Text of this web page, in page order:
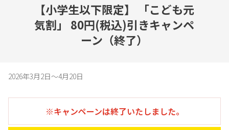
【小学生以下限定】 「こども元
気割」 80円(税込)引きキャンペ
ーン（終了）
2026年3月2日～4月20日
※キャンペーンは終了いたしました。